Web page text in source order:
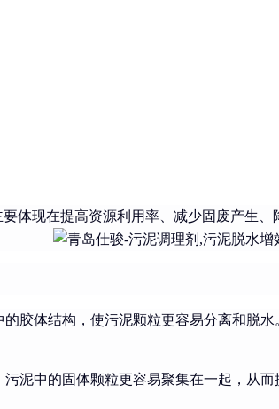
体现在提高资源利用率、减少固废产生
胶体结构，使污泥颗粒更容易分离和脱水
污泥中的固体颗粒更容易聚集在一起，从